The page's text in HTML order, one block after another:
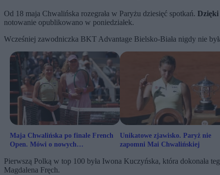
Od 18 maja Chwalińska rozegrała w Paryżu dziesięć spotkań. Dzięki
notowanie opublikowano w poniedziałek.
Wcześniej zawodniczka BKT Advantage Bielsko-Biała nigdy nie
Maja Chwalińska po finale French
Open. Mówi o nowych
Unikatowe zjawisko. Paryż nie
zapomni Mai Chwalińskiej
Pierwszą Polką w top 100 była Iwona Kuczyńska, która dokonała
Magdalena Fręch.